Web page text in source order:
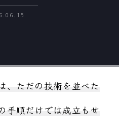
、ただの技術を並べた
手順だけでは成立もせ